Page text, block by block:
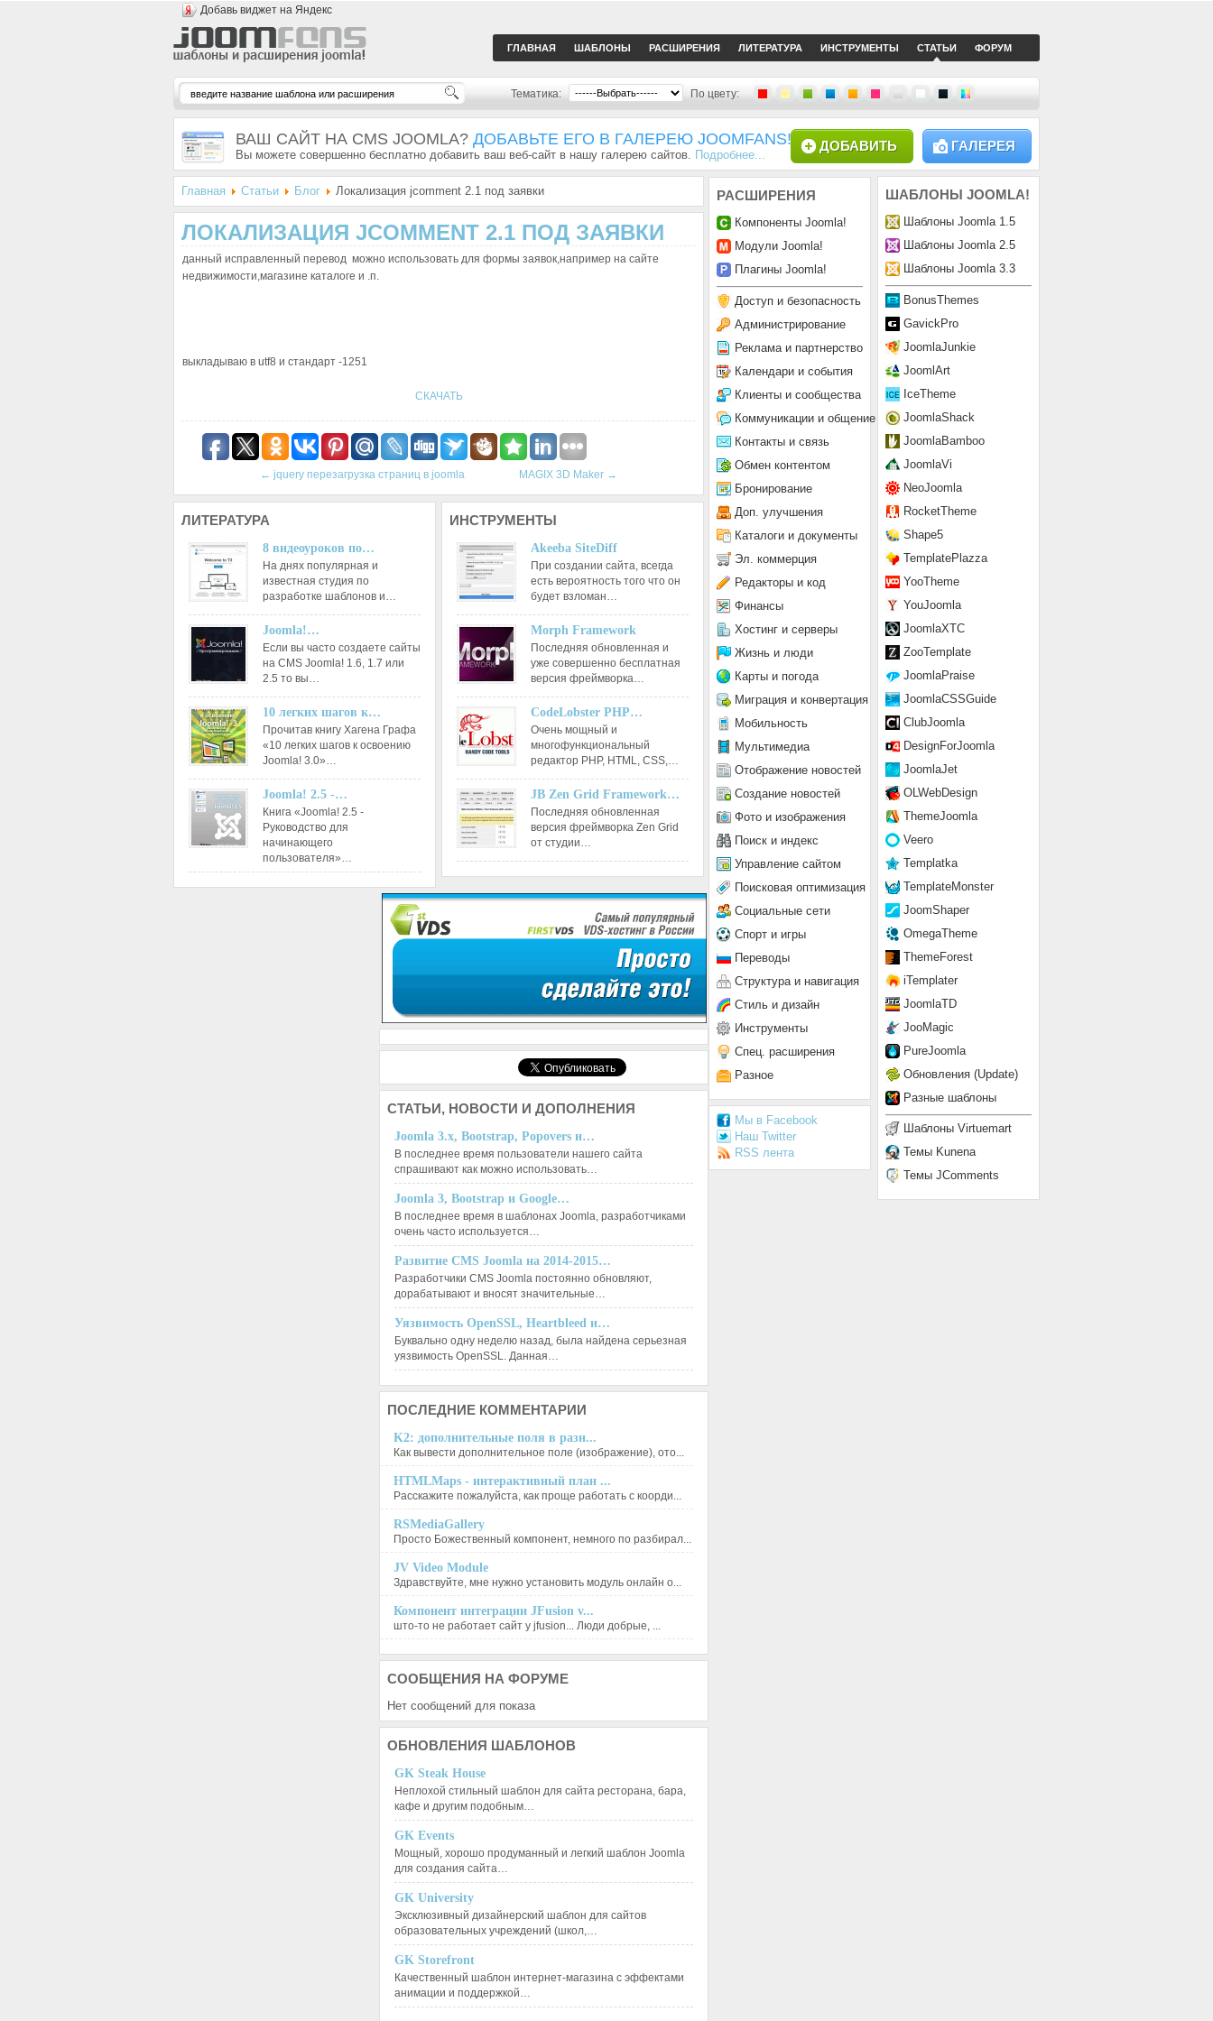
Добавь виджет на Яндекс
ГЛАВНАЯ ШАБЛОНЫ РАСШИРЕНИЯ ЛИТЕРАТУРА ИНСТРУМЕНТЫ СТАТЬИ ФОРУМ
Тематика: По цвету:
ВАШ САЙТ НА CMS JOOMLA? ДОБАВЬТЕ ЕГО В ГАЛЕРЕЮ JOOMFANS!
Вы можете совершенно бесплатно добавить ваш веб-сайт в нашу галерею сайтов. Подробнее...
ГАЛЕРЕЯ
ДОБАВИТЬ
Главная Статьи Блог Локализация jcomment 2.1 под заявки
ЛОКАЛИЗАЦИЯ JCOMMENT 2.1 ПОД ЗАЯВКИ
данный исправленный перевод можно использовать для формы заявок,например на сайте
недвижимости,магазине каталоге и .п.
выкладываю в utf8 и стандарт -1251
СКАЧАТЬ
← jquery перезагрузка страниц в joomla MAGIX 3D Maker →
ЛИТЕРАТУРА
8 видеоуроков по…
На днях популярная и
известная студия по
разработке шаблонов и…
Joomla!…
Если вы часто создаете сайты
на CMS Joomla! 1.6, 1.7 или
2.5 то вы…
10 легких шагов к…
Прочитав книгу Хагена Графа
«10 легких шагов к освоению
Joomla! 3.0»…
Joomla! 2.5 -…
Книга «Joomla! 2.5 -
Руководство для
начинающего
пользователя»…
ИНСТРУМЕНТЫ
Akeeba SiteDiff
При создании сайта, всегда
есть вероятность того что он
будет взломан…
Morph Framework
Последняя обновленная и
уже совершенно бесплатная
версия фреймворка…
CodeLobster PHP…
Очень мощный и
многофункциональный
редактор РНР, HTML, CSS,…
JB Zen Grid Framework…
Последняя обновленная
версия фреймворка Zen Grid
от студии…
ШАБЛОНЫ JOOMLA!
Шаблоны Joomla 1.5
Шаблоны Joomla 2.5
Шаблоны Joomla 3.3
BonusThemes
GavickPro
JoomlaJunkie
JoomlArt
IceTheme
JoomlaShack
JoomlaBamboo
JoomlaVi
NeoJoomla
RocketTheme
Shape5
TemplatePlazza
YooTheme
YouJoomla
JoomlaXTC
ZooTemplate
JoomlaPraise
JoomlaCSSGuide
ClubJoomla
DesignForJoomla
JoomlaJet
OLWebDesign
ThemeJoomla
Veero
Templatka
TemplateMonster
JoomShaper
OmegaTheme
ThemeForest
iTemplater
JoomlaTD
JooMagic
PureJoomla
Обновления (Update)
Разные шаблоны
Шаблоны Virtuemart
Темы Kunena
Темы JComments
РАСШИРЕНИЯ
Компоненты Joomla!
Модули Joomla!
Плагины Joomla!
Доступ и безопасность
Администрирование
Реклама и партнерство
Календари и события
Клиенты и сообщества
Коммуникации и общение
Контакты и связь
Обмен контентом
Бронирование
Доп. улучшения
Каталоги и документы
Эл. коммерция
Редакторы и код
Финансы
Хостинг и серверы
Жизнь и люди
Карты и погода
Миграция и конвертация
Мобильность
Мультимедиа
Отображение новостей
Создание новостей
Фото и изображения
Поиск и индекс
Управление сайтом
Поисковая оптимизация
Социальные сети
Спорт и игры
Переводы
Структура и навигация
Стиль и дизайн
Инструменты
Спец. расширения
Разное
Мы в Facebook
Наш Twitter
RSS лента
СТАТЬИ, НОВОСТИ И ДОПОЛНЕНИЯ
Joomla 3.x, Bootstrap, Popovers и…
В последнее время пользователи нашего сайта
спрашивают как можно использовать…
Joomla 3, Bootstrap и Google…
В последнее время в шаблонах Joomla, разработчиками
очень часто используется…
Развитие CMS Joomla на 2014-2015…
Разработчики CMS Joomla постоянно обновляют,
дорабатывают и вносят значительные…
Уязвимость OpenSSL, Heartbleed и…
Буквально одну неделю назад, была найдена серьезная
уязвимость OpenSSL. Данная…
ПОСЛЕДНИЕ КОММЕНТАРИИ
K2: дополнительные поля в разн...
Как вывести дополнительное поле (изображение), ото...
HTMLMaps - интерактивный план ...
Расскажите пожалуйста, как проще работать с коорди...
RSMediaGallery
Просто Божественный компонент, немного по разбирал...
JV Video Module
Здравствуйте, мне нужно установить модуль онлайн о...
Компонент интеграции JFusion v...
што-то не работает сайт у jfusion... Люди добрые, ...
СООБЩЕНИЯ НА ФОРУМЕ
Нет сообщений для показа
ОБНОВЛЕНИЯ ШАБЛОНОВ
GK Steak House
Неплохой стильный шаблон для сайта ресторана, бара,
кафе и другим подобным…
GK Events
Мощный, хорошо продуманный и легкий шаблон Joomla
для создания сайта…
GK University
Эксклюзивный дизайнерский шаблон для сайтов
образовательных учреждений (школ,…
GK Storefront
Качественный шаблон интернет-магазина с эффектами
анимации и поддержкой…